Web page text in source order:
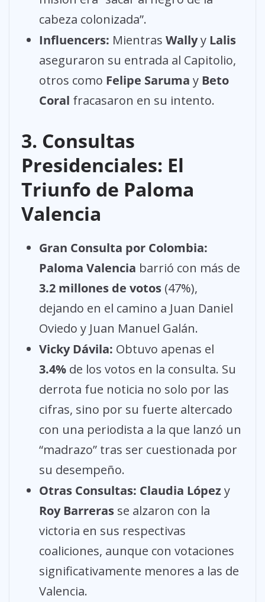
cabeza colonizada”.
Influencers: Mientras Wallyy Lalis
aseguraron su entrada al Capitolio,
otros como Felipe Saruma y Beto
Coral fracasaron en su intento.
3. Consultas
Presidenciales: El
Triunfo de Paloma
Valencia
Gran Consulta por Colombia:
Paloma Valencia barrió con más de
3.2 millones de votos (47%),
dejando en el camino a Juan Daniel
Oviedo y Juan Manuel Galán.
Vicky Dávila: Obtuvo apenas el
3.4% de los votos en la consulta. Su
derrota fue noticia no solo por las
cifras, sino por su fuerte altercado
con una periodista a la que lanzó un
“madrazo” tras ser cuestionada por
su desempeño.
Otras Consultas: Claudia Lópezy
Roy Barreras se alzaron con la
victoria en sus respectivas
coaliciones, aunque con votaciones
significativamente menores a las de
Valencia.